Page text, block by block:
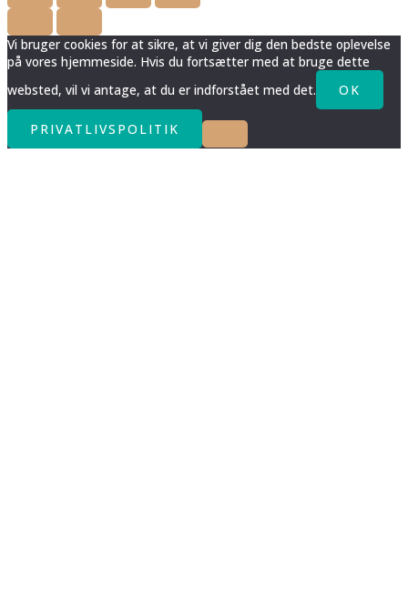
Vi bruger cookies for at sikre, at vi giver dig den bedste oplevelse
på vores hjemmeside. Hvis du fortsætter med at bruge dette
websted, vil vi antage, at du er indforstået med det.
OK
PRIVATLIVSPOLITIK